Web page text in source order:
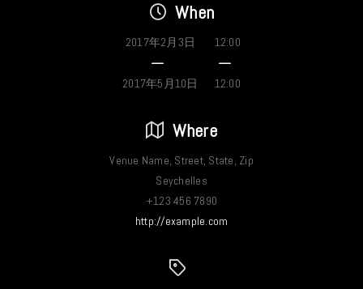
When
2017年2月3日
2017年5月10日
12:00
12:00
Where
Venue Name, Street, State, Zip
Seychelles
+123 456 7890
http://example.com